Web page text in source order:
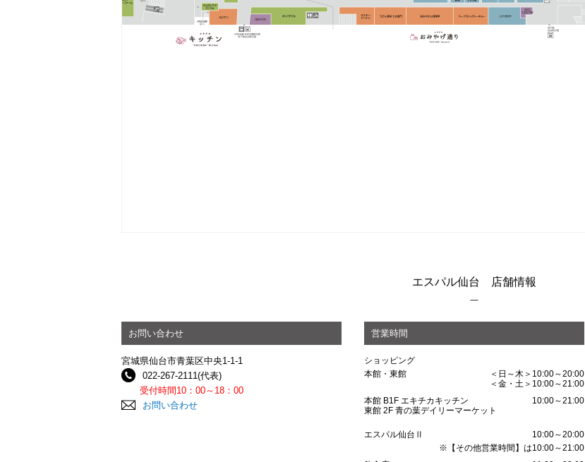
エスパル仙台 店舗情報
お問い合わせ
宮城県仙台市青葉区中央1-1-1
022-267-2111(代表)
受付時間10：00～18：00
お問い合わせ
営業時間
ショッピング
本館・東館
＜日～木＞10:00～20:00
＜金・土＞10:00～21:00
本館 B1F エキチカキッチン
東館 2F 青の葉デイリーマーケット
10:00～21:00
エスパル仙台Ⅱ
10:00～20:00
※【その他営業時間】は10:00～21:00